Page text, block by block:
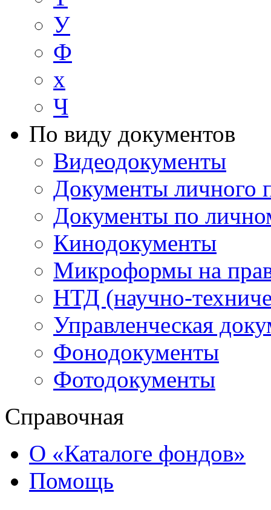
У
Ф
х
Ч
По виду документов
Видеодокументы
Документы личного
Документы по
Кинодокументы
Микроформы на
НТД (научно-
Управленческая
Фонодокументы
Фотодокументы
Справочная
О «Каталоге фондов»
Помощь